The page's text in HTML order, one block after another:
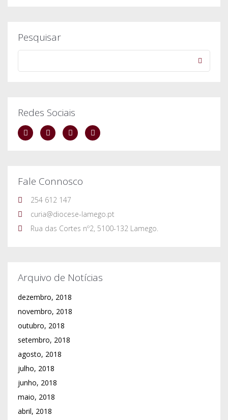
Pesquisar
Redes Sociais
Fale Connosco
254 612 147
curia@diocese-lamego.pt
Rua das Cortes nº2, 5100-132 Lamego.
Arquivo de Notícias
dezembro, 2018
novembro, 2018
outubro, 2018
setembro, 2018
agosto, 2018
julho, 2018
junho, 2018
maio, 2018
abril, 2018